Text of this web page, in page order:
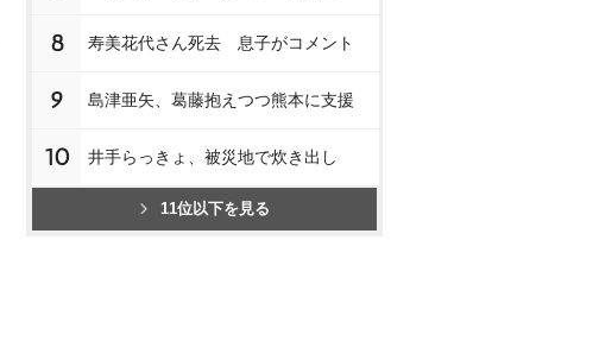
8 寿美花代さん死去 息子がコメント
9 島津亜矢、葛藤抱えつつ熊本に支援
10 井手らっきょ、被災地で炊き出し
11位以下を見る